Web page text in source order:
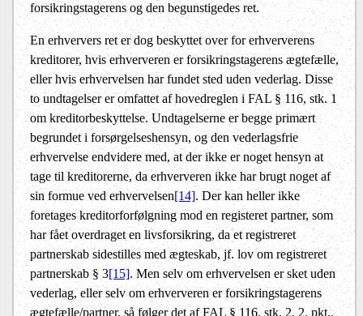
forsikringstagerens og den begunstigedes ret.
En erhververs ret er dog beskyttet over for erhververens
kreditorer, hvis erhververen er forsikringstagerens ægtefælle,
eller hvis erhvervelsen har fundet sted uden vederlag. Disse
to undtagelser er omfattet af hovedreglen i FAL § 116, stk. 1
om kreditorbeskyttelse. Undtagelserne er begge primært
begrundet i forsørgelseshensyn, og den vederlagsfrie
erhvervelse endvidere med, at der ikke er noget hensyn at
tage til kreditorerne, da erhververen ikke har brugt noget af
sin formue ved erhvervelsen[14]. Der kan heller ikke
foretages kreditorforfølgning mod en registeret partner, som
har fået overdraget en livsforsikring, da et registreret
partnerskab sidestilles med ægteskab, jf. lov om registreret
partnerskab § 3[15]. Men selv om erhvervelsen er sket uden
vederlag, eller selv om erhververen er forsikringstagerens
ægtefælle/partner, så følger det af FAL § 116, stk. 2, 2. pkt.,